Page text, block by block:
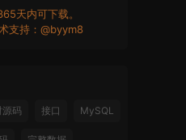
天内可下载。
支持：@byym8
码 接口 MySQL